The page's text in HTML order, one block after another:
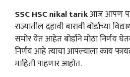
SSC HSC nikal tarikआज आपण
राज्यातील दहावी बारावी बोर्डाच्या
समोर येत आहेत बोर्डाने मोठा निर्णय
निर्णय आहे त्याचा आपल्याला काय
माहिती पाहणार आहोत.